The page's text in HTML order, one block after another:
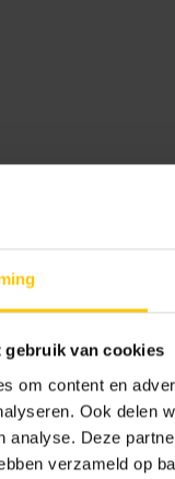
gebruik van cookies
om content en
Ook delen
analyse. Deze
verzameld op